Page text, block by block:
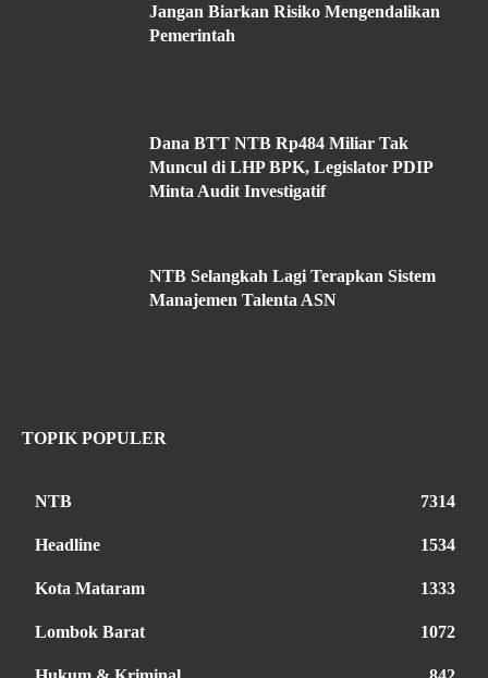
Jangan Biarkan Risiko Mengendalikan
Pemerintah
Dana BTT NTB Rp484 Miliar Tak
Muncul di LHP BPK, Legislator PDIP
Minta Audit Investigatif
NTB Selangkah Lagi Terapkan Sistem
Manajemen Talenta ASN
TOPIK POPULER
NTB 7314
Headline 1534
Kota Mataram 1333
Lombok Barat 1072